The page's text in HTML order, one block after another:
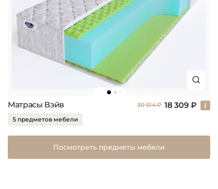
Матрасы Вэйв 30 514 ₽ 18 309 ₽
5 предметов мебели
Посмотреть предметы мебели